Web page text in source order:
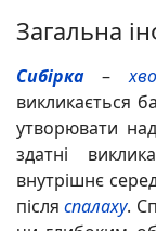
Загальна
Сибірка –
викликається
утворювати
здатні
внутрішнє
післяспалаху.